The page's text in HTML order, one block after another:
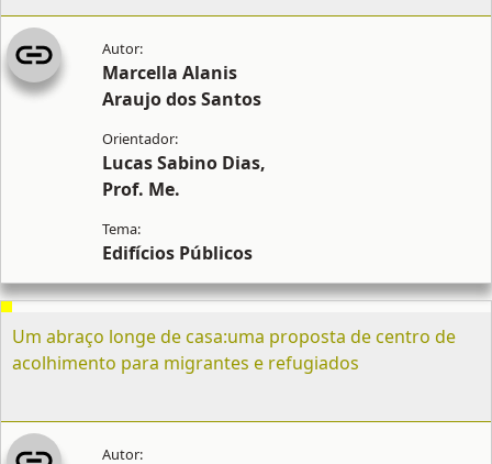
Marcella Alanis
Araujo dos Santos
Lucas Sabino Dias,
Prof. Me.
Edifícios Públicos
Um abraço longe de casa:uma proposta de centro de
acolhimento para migrantes e refugiados